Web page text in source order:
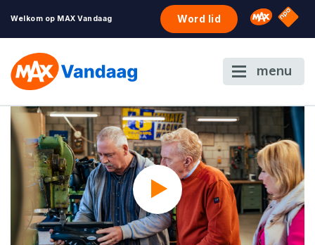
Welkom op MAX Vandaag Word lid Omroep
NPO
menu